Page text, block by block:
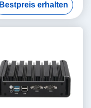
Linux
Bestpreis erhalten